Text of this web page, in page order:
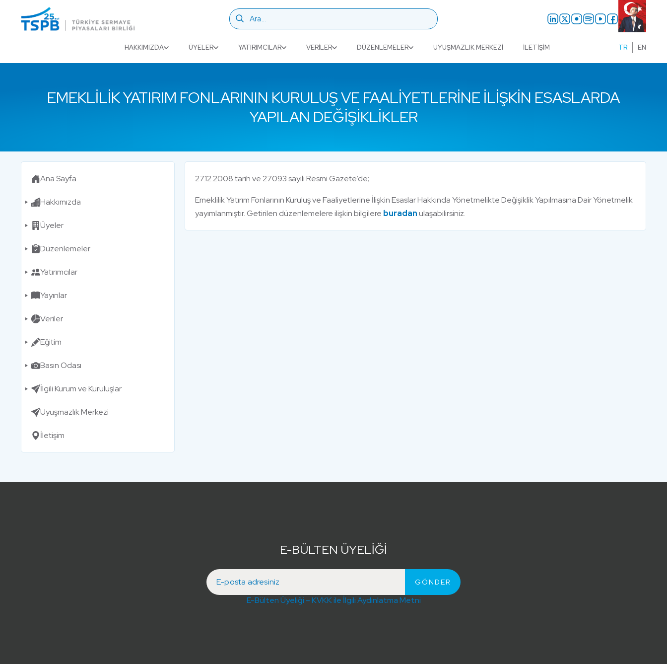
HAKKIMIZDA ÜYELER YATIRIMCILAR VERILER DÜZENLEMELER UYUŞMAZLIK MERKEZI İLETIŞIM TR EN
EMEKLILIK YATIRIM FONLARININ KURULUŞ VE FAALIYETLERINE İLIŞKIN ESASLARDA
YAPILAN DEĞIŞIKLIKLER
Ana Sayfa
Hakkımızda
Üyeler
Düzenlemeler
Yatırımcılar
Yayınlar
Veriler
Eğitim
Basın Odası
İlgili Kurum ve Kuruluşlar
Uyuşmazlık Merkezi
İletişim
27.12.2008 tarih ve 27093 sayılı Resmi Gazete’de;
Emeklilik Yatırım Fonlarının Kuruluş ve Faaliyetlerine İlişkin Esaslar Hakkında Yönetmelikte Değişiklik Yapılmasına Dair Yönetmelik
yayımlanmıştır. Getirilen düzenlemelere ilişkin bilgilere buradanulaşabilirsiniz.
E-BÜLTEN ÜYELİĞİ
E-Bülten Üyeliği – KVKK ile İlgili Aydınlatma Metni